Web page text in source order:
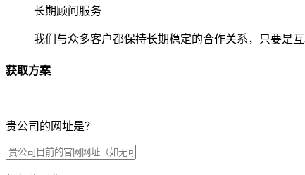
长期顾问服务
我们与众多客户都保持长期稳定的合作关系，只要是
获取方案
贵公司的网址是？